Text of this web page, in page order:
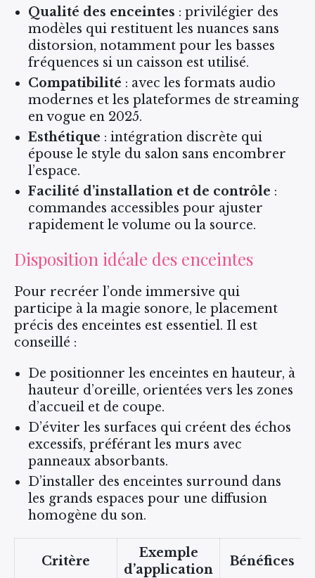
Qualité des enceintes : privilégier des
modèles qui restituent les nuances sans
distorsion, notamment pour les basses
fréquences si un caisson est utilisé.
Compatibilité : avec les formats audio
modernes et les plateformes de streaming
en vogue en 2025.
Esthétique : intégration discrète qui
épouse le style du salon sans encombrer
l’espace.
Facilité d’installation et de contrôle :
commandes accessibles pour ajuster
rapidement le volume ou la source.
Disposition idéale des enceintes
Pour recréer l’onde immersive qui
participe à la magie sonore, le placement
précis des enceintes est essentiel. Il est
conseillé :
De positionner les enceintes en hauteur, à
hauteur d’oreille, orientées vers les zones
d’accueil et de coupe.
D’éviter les surfaces qui créent des échos
excessifs, préférant les murs avec
panneaux absorbants.
D’installer des enceintes surround dans
les grands espaces pour une diffusion
homogène du son.
Critère
Exemple
d’application
Bénéfices